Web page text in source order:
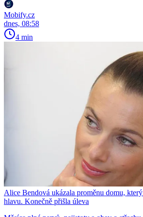
Mobify.cz
dnes, 08:58
4 min
Alice Bendová ukázala proměnu domu,
hlavu. Konečně přišla úleva